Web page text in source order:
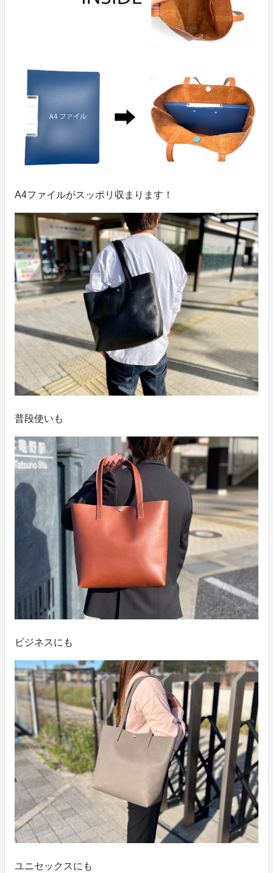
A4ファイルがスッポリ収まります！
普段使いも
ビジネスにも
ユニセックスにも